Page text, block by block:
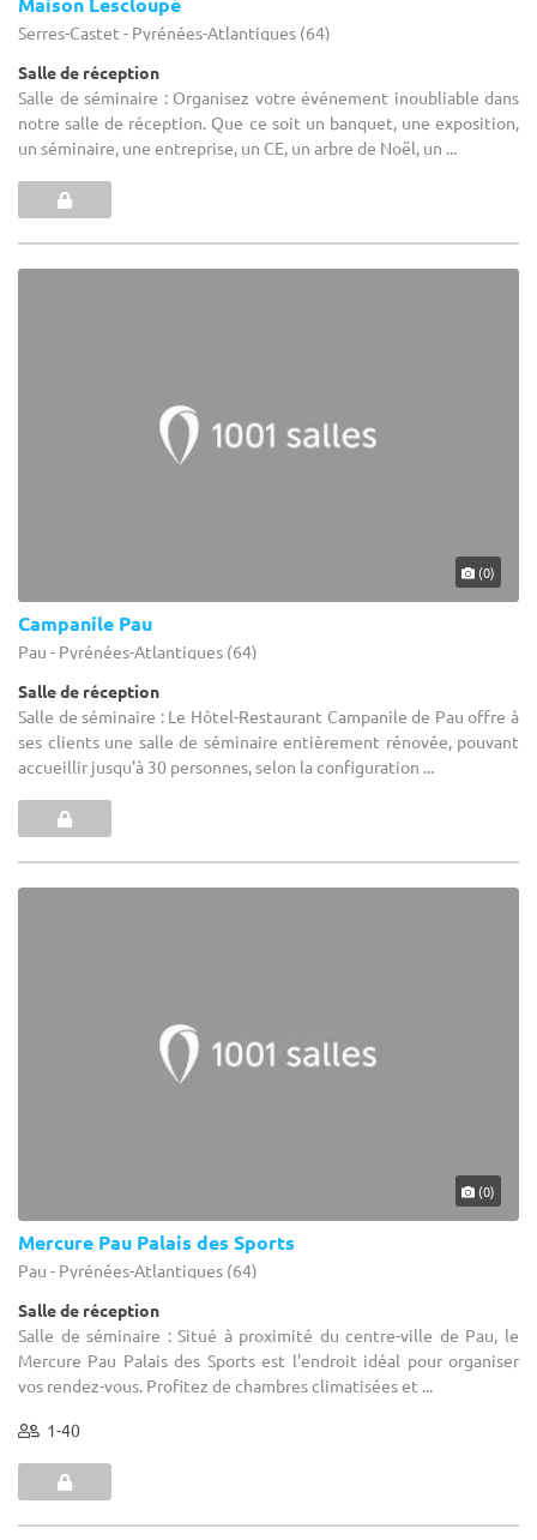
Serres-Castet - Pyrénées-Atlantiques (64)
Salle de réception
Salle de séminaire : Organisez votre événement inoubliable dans
notre salle de réception. Que ce soit un banquet, une exposition,
un séminaire, une entreprise, un CE, un arbre de Noël, un ...
(0)
Campanile Pau
Pau - Pyrénées-Atlantiques (64)
Salle de réception
Salle de séminaire : Le Hôtel-Restaurant Campanile de Pau offre à
ses clients une salle de séminaire entièrement rénovée, pouvant
accueillir jusqu'à 30 personnes, selon la configuration ...
(0)
Mercure Pau Palais des Sports
Pau - Pyrénées-Atlantiques (64)
Salle de réception
Salle de séminaire : Situé à proximité du centre-ville de Pau, le
Mercure Pau Palais des Sports est l'endroit idéal pour organiser
vos rendez-vous. Profitez de chambres climatisées et ...
1-40